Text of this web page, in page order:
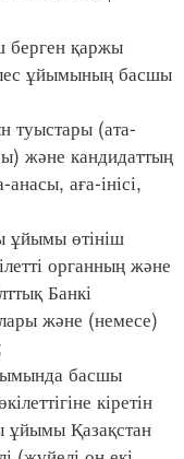
берген қаржы
ұйымының басшы
(ата-
және кандидаттың
аға-інісі,
ұйымы өтініш
органның және
Банкі
және (немесе)
басшы
кіретін
ұйымы Қазақстан